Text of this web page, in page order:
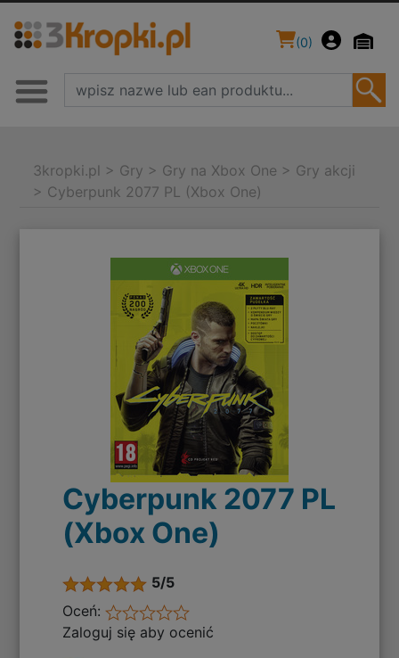
(0)
3kropki.pl > Gry > Gry na Xbox One > Gry akcji
> Cyberpunk 2077 PL (Xbox One)
Cyberpunk 2077 PL
(Xbox One)
5/5
Oceń:
Zaloguj się aby ocenić